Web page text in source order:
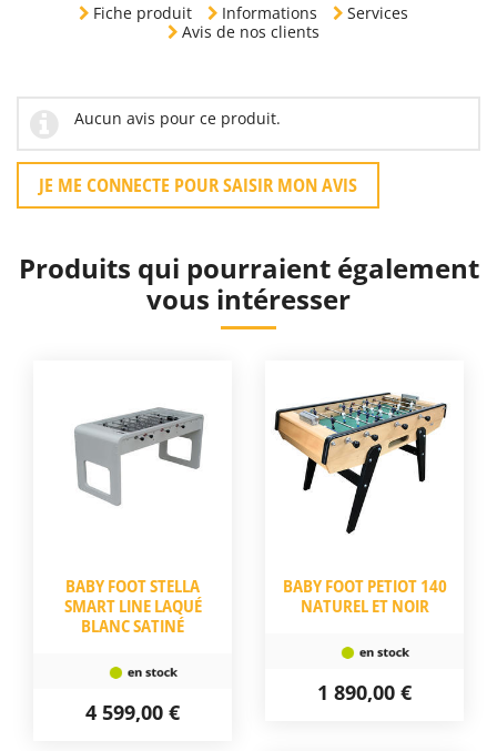
Fiche produit Informations
Services
Avis de nos clients
Aucun avis pour ce produit.
JE ME CONNECTE POUR SAISIR MON AVIS
Produits qui pourraient également
vous intéresser
BABY FOOT STELLA
SMART LINE LAQUÉ
BLANC SATINÉ
4 599,00 €
BABY FOOT PETIOT 140
NATUREL ET NOIR
1 890,00 €